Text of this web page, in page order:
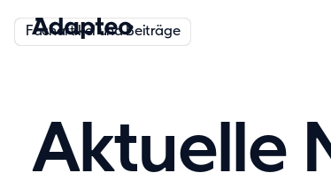
Aktuelle
Kundenreferenzen
Kundenreferenzen
Kundenreferenzen
Nachrichten
Nachrichten
Nachrichten
Whitepaper
Whitepaper
Whitepaper
Fachartikel und Beiträge
Fachartikel und Beiträge
Fachartikel und Beiträge